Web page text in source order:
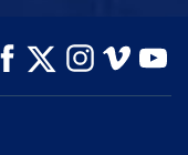
UDFORSK SERIEN